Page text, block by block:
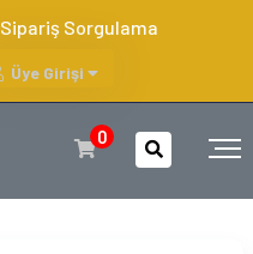
Sipariş Sorgulama
Üye Girişi
0